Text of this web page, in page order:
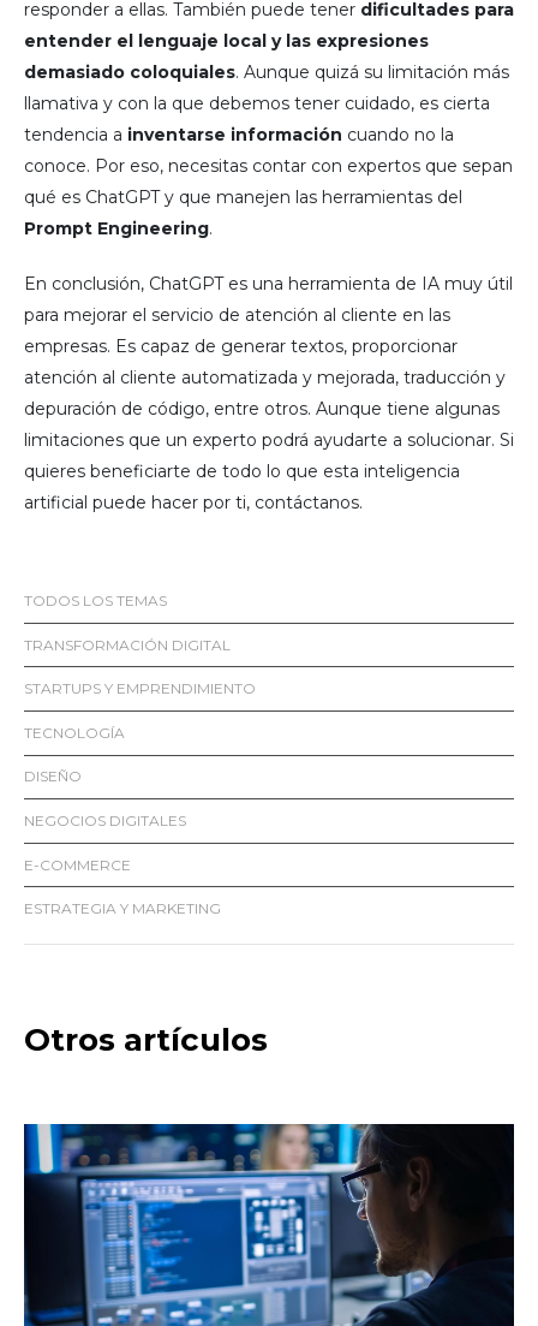
responder a ellas. También puede tener dificultades para
entender el lenguaje local y las expresiones
demasiado coloquiales. Aunque quizá su limitación más
llamativa y con la que debemos tener cuidado, es cierta
tendencia a inventarse información cuando no la
conoce. Por eso, necesitas contar con expertos que sepan
qué es ChatGPT y que manejen las herramientas del
Prompt Engineering.
En conclusión, ChatGPT es una herramienta de IA muy útil
para mejorar el servicio de atención al cliente en las
empresas. Es capaz de generar textos, proporcionar
atención al cliente automatizada y mejorada, traducción y
depuración de código, entre otros. Aunque tiene algunas
limitaciones que un experto podrá ayudarte a solucionar. Si
quieres beneficiarte de todo lo que esta inteligencia
artificial puede hacer por ti, contáctanos.
TODOS LOS TEMAS
TRANSFORMACIÓN DIGITAL
STARTUPS Y EMPRENDIMIENTO
TECNOLOGÍA
DISEÑO
NEGOCIOS DIGITALES
E-COMMERCE
ESTRATEGIA Y MARKETING
Otros artículos